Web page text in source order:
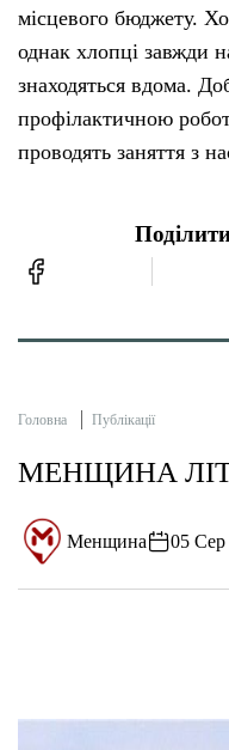
місцевого бюджету.
однак хлопці завжди
знаходяться вдома.
профілактичною
проводять заняття з
Головна Публікації
МЕНЩИНА
Менщина 05 Сер